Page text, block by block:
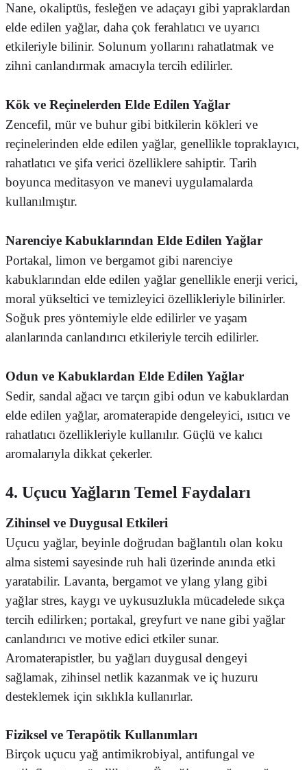
Nane, okaliptüs, fesleğen ve adaçayı gibi yapraklardan
elde edilen yağlar, daha çok ferahlatıcı ve uyarıcı
etkileriyle bilinir. Solunum yollarını rahatlatmak ve
zihni canlandırmak amacıyla tercih edilirler.
Kök ve Reçinelerden Elde Edilen Yağlar
Zencefil, mür ve buhur gibi bitkilerin kökleri ve
reçinelerinden elde edilen yağlar, genellikle topraklayıcı,
rahatlatıcı ve şifa verici özelliklere sahiptir. Tarih
boyunca meditasyon ve manevi uygulamalarda
kullanılmıştır.
Narenciye Kabuklarından Elde Edilen Yağlar
Portakal, limon ve bergamot gibi narenciye
kabuklarından elde edilen yağlar genellikle enerji verici,
moral yükseltici ve temizleyici özellikleriyle bilinirler.
Soğuk pres yöntemiyle elde edilirler ve yaşam
alanlarında canlandırıcı etkileriyle tercih edilirler.
Odun ve Kabuklardan Elde Edilen Yağlar
Sedir, sandal ağacı ve tarçın gibi odun ve kabuklardan
elde edilen yağlar, aromaterapide dengeleyici, ısıtıcı ve
rahatlatıcı özellikleriyle kullanılır. Güçlü ve kalıcı
aromalarıyla dikkat çekerler.
4. Uçucu Yağların Temel Faydaları
Zihinsel ve Duygusal Etkileri
Uçucu yağlar, beyinle doğrudan bağlantılı olan koku
alma sistemi sayesinde ruh hali üzerinde anında etki
yaratabilir. Lavanta, bergamot ve ylang ylang gibi
yağlar stres, kaygı ve uykusuzlukla mücadelede sıkça
tercih edilirken; portakal, greyfurt ve nane gibi yağlar
canlandırıcı ve motive edici etkiler sunar.
Aromaterapistler, bu yağları duygusal dengeyi
sağlamak, zihinsel netlik kazanmak ve iç huzuru
desteklemek için sıklıkla kullanırlar.
Fiziksel ve Terapötik Kullanımları
Birçok uçucu yağ antimikrobiyal, antifungal ve